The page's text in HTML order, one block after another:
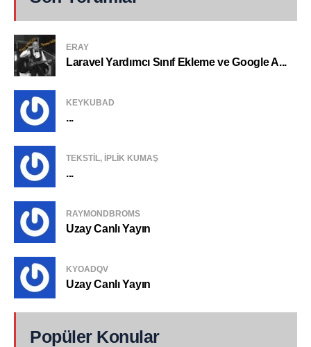
ERAY
Laravel Yardımcı Sınıf Ekleme ve Google A...
KEYKUBAD
...
TEKSTIL, IPLIK KUMAŞ
...
RAYMONDBROMS
Uzay Canlı Yayın
KYOADQV
Uzay Canlı Yayın
Popüler Konular